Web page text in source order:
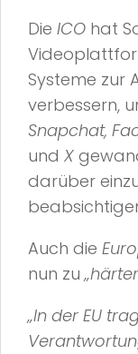
Die ICO hat
Systeme zur
verbessern,
Snapchat,
und X
darüber
Auch die
nun zu
„In der EU